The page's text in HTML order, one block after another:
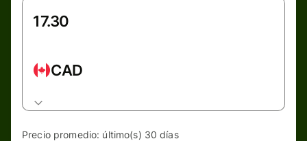
CAD
Precio promedio: último(s) 30 días